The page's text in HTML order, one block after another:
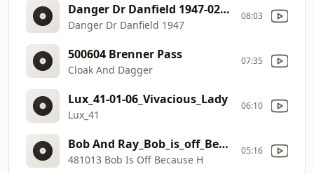
Danger Dr Danfield 1947-02-02 Little Meteorite Who Wanted To Be A Star
Danger Dr Danfield 1947
08:03
500604 Brenner Pass
Cloak And Dagger
07:35
Lux_41-01-06_Vivacious_Lady
Lux_41
06:10
Bob And Ray_Bob_is_off_Because_H
481013 Bob Is Off Because H
05:16